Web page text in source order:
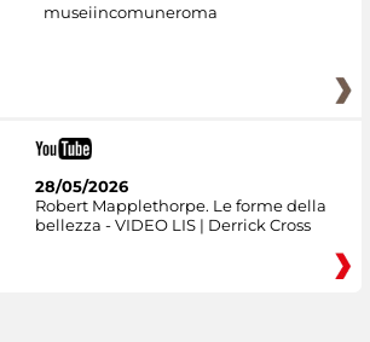
museiincomuneroma
28/05/2026
Robert Mapplethorpe. Le forme della
bellezza - VIDEO LIS | Derrick Cross